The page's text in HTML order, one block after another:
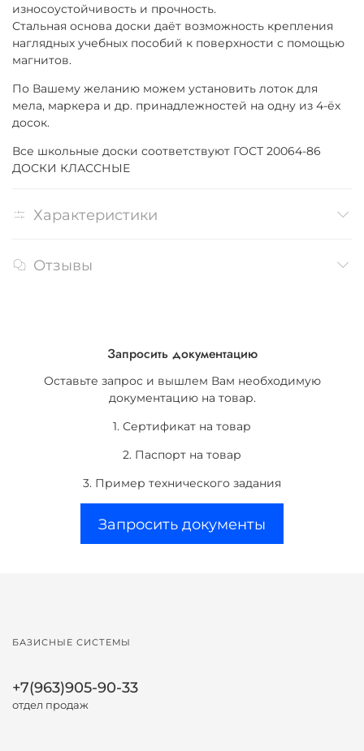
износоустойчивость и прочность.
Стальная основа доски даёт возможность крепления
наглядных учебных пособий к поверхности с помощью
магнитов.
По Вашему желанию можем установить лоток для
мела, маркера и др. принадлежностей на одну из 4-ёх
досок.
Все школьные доски соответствуют ГОСТ 20064-86
ДОСКИ КЛАССНЫЕ
Характеристики
Отзывы
Запросить документацию
Оставьте запрос и вышлем Вам необходимую
документацию на товар.
1. Сертификат на товар
2. Паспорт на товар
3. Пример технического задания
Запросить документы
БАЗИСНЫЕ СИСТЕМЫ
+7(963)905-90-33
отдел продаж